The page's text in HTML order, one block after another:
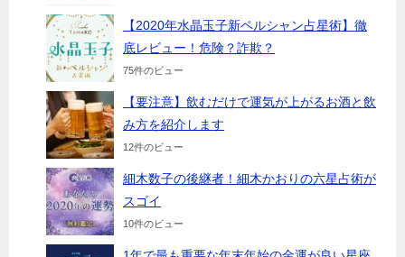
【2020年水晶玉子新ペルシャン占星術】徹
底レビュー！危険？詐欺？
75件のビュー
【要注意】飲むだけで運気が上がるお酒と飲
み方を紹介します
12件のビュー
細木数子の後継者！細木かおりの六星占術が
スゴイ
10件のビュー